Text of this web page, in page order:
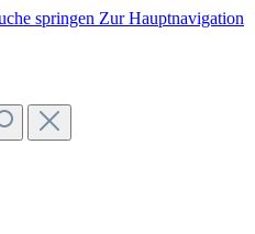
springen Zur Hauptnavigation